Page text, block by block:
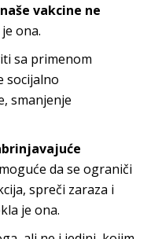
vakcine ne
ona.
sa primenom
socijalno
smanjenje
da se ograniči
spreči zaraza i
je ona.